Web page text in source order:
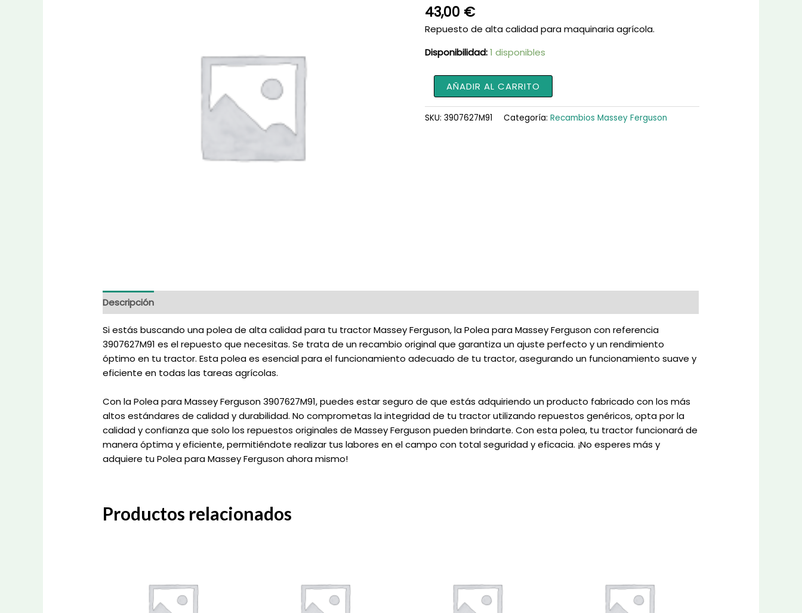
43,00 €
Repuesto de alta calidad para maquinaria agrícola.
Disponibilidad:1 disponibles
Polea
3907627M91
cantidad
AÑADIR AL CARRITO
SKU: 3907627M91 Categoría: Recambios Massey Ferguson
Descripción
Si estás buscando una polea de alta calidad para tu tractor Massey Ferguson, la Polea para Massey Ferguson con referencia
3907627M91 es el repuesto que necesitas. Se trata de un recambio original que garantiza un ajuste perfecto y un rendimiento
óptimo en tu tractor. Esta polea es esencial para el funcionamiento adecuado de tu tractor, asegurando un funcionamiento suave y
eficiente en todas las tareas agrícolas.
Con la Polea para Massey Ferguson 3907627M91, puedes estar seguro de que estás adquiriendo un producto fabricado con los más
altos estándares de calidad y durabilidad. No comprometas la integridad de tu tractor utilizando repuestos genéricos, opta por la
calidad y confianza que solo los repuestos originales de Massey Ferguson pueden brindarte. Con esta polea, tu tractor funcionará de
manera óptima y eficiente, permitiéndote realizar tus labores en el campo con total seguridad y eficacia. ¡No esperes más y
adquiere tu Polea para Massey Ferguson ahora mismo!
Productos relacionados